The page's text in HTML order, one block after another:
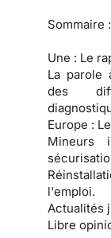
Sommaire :
Une : Le
La parole
des
Europe :
Mineurs
l'emploi.
Actualités
Libre